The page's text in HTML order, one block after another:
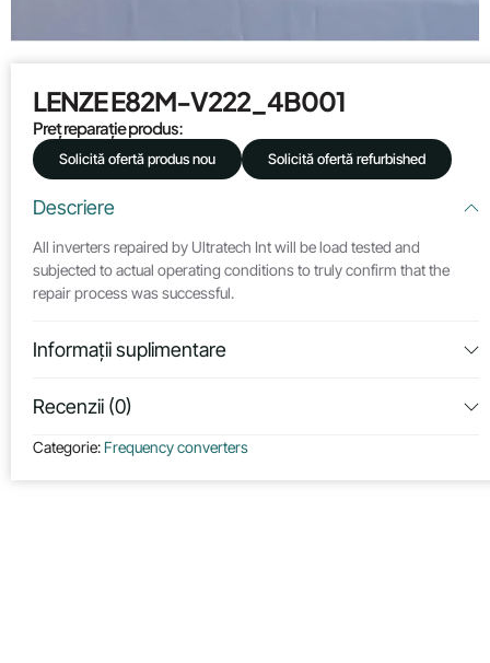
LENZE E82M-V222_4B001
Preț reparație produs:
Solicită ofertă produs nou Solicită ofertă refurbished
Descriere
All inverters repaired by Ultratech Int will be load tested and
subjected to actual operating conditions to truly confirm that the
repair process was successful.
Informații suplimentare
Recenzii (0)
Categorie: Frequency converters